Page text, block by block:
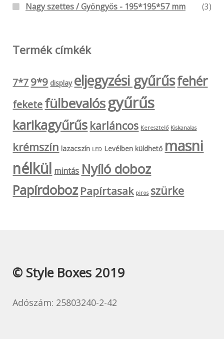
Nagy szettes / Gyöngyös - 195*195*57 mm
(3)
Termék címkék
7*79*9 display eljegyzési gyűrűsfehér
feketefülbevalósgyűrűs
karikagyűrűs karláncos Keresztelő Kiskanalas
krémszín lazacszín LED Levélben küldhető masni
nélkül mintás Nyíló doboz
Papírdoboz Papírtasak piros szürke
© Style Boxes 2019
Adószám: 25803240-2-42